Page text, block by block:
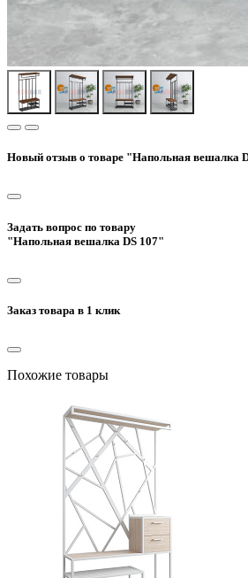
Новый отзыв о товаре "Напольная вешалка
Задать вопрос по товару
"Напольная вешалка DS 107"
Заказ товара в 1 клик
Похожие товары